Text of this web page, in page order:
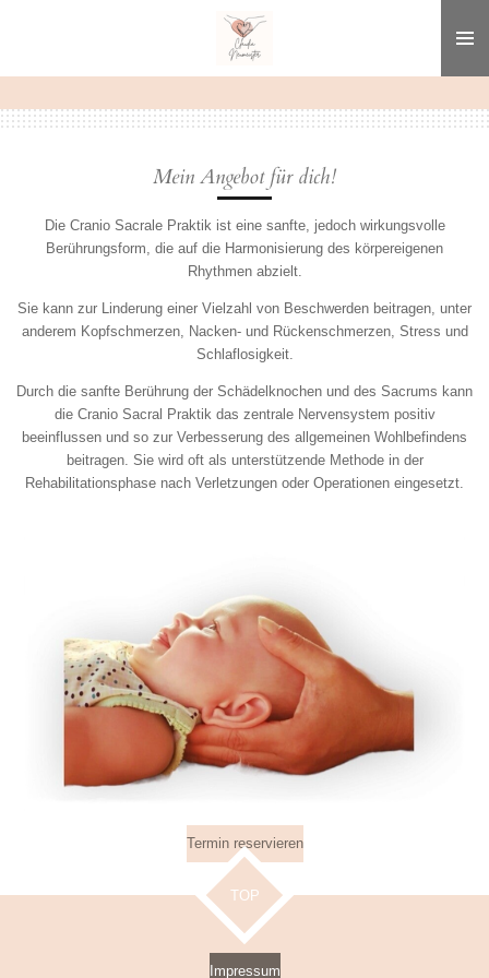
Mein Angebot für dich!
Die Cranio Sacrale Praktik ist eine sanfte, jedoch wirkungsvolle
Berührungsform, die auf die Harmonisierung des körpereigenen
Rhythmen abzielt.
Sie kann zur Linderung einer Vielzahl von Beschwerden beitragen, unter
anderem Kopfschmerzen, Nacken- und Rückenschmerzen, Stress und
Schlaflosigkeit.
Durch die sanfte Berührung der Schädelknochen und des Sacrums kann
die Cranio Sacral Praktik das zentrale Nervensystem positiv
beeinflussen und so zur Verbesserung des allgemeinen Wohlbefindens
beitragen. Sie wird oft als unterstützende Methode in der
Rehabilitationsphase nach Verletzungen oder Operationen eingesetzt.
Termin reservieren
TOP
Impressum